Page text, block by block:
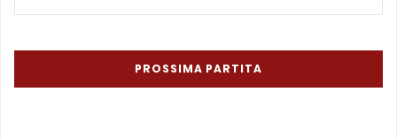
PROSSIMA PARTITA